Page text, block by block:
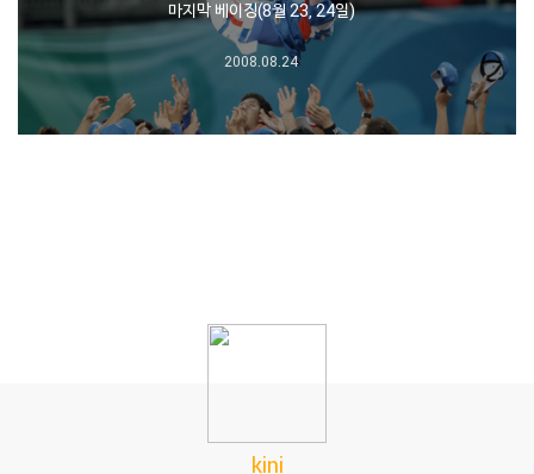
마지막 베이징(8월 23, 24일)
2008.08.24
kini